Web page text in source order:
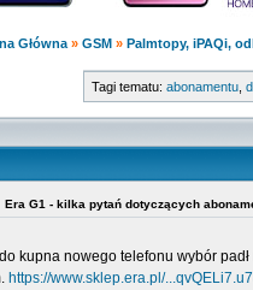
Główna » GSM » Palmtopy, iPAQi,
Tagi tematu: abonamentu
Era G1 - kilka pytań dotyczących
kupna nowego telefonu wybór
https://www.sklep.era.pl/